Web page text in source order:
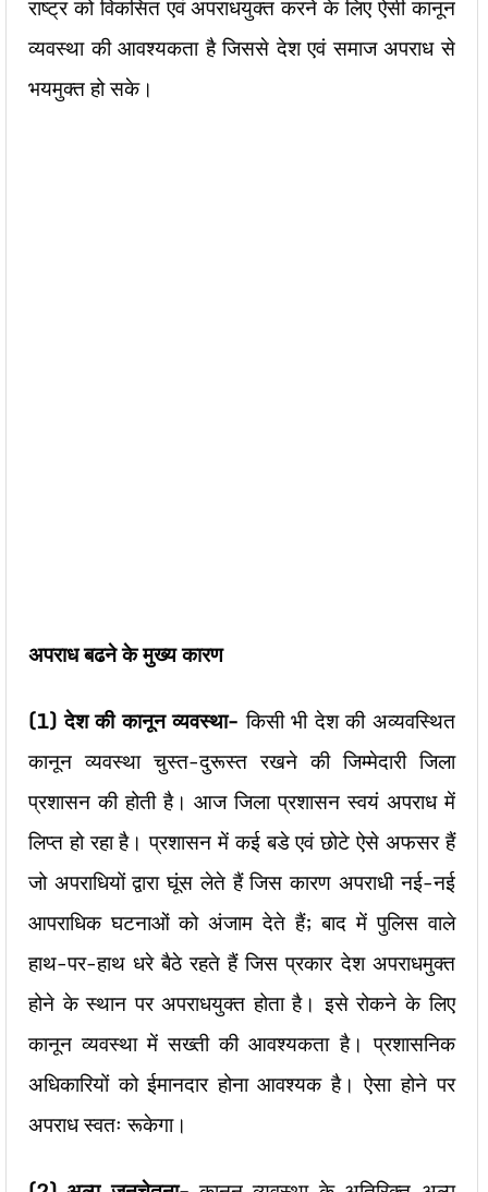
राष्ट्र को विकसित एवं अपराधयुक्त करने के लिए ऐसी कानून
व्यवस्था की आवश्यकता है जिससे देश एवं समाज अपराध से
भयमुक्त हो सके।
अपराध बढने के मुख्य कारण
(1) देश की कानून व्यवस्था- किसी भी देश की अव्यवस्थित
कानून व्यवस्था चुस्त-दुरूस्त रखने की जिम्मेदारी जिला
प्रशासन की होती है। आज जिला प्रशासन स्वयं अपराध में
लिप्त हो रहा है। प्रशासन में कई बडे एवं छोटे ऐसे अफसर हैं
जो अपराधियों द्वारा घूंस लेते हैं जिस कारण अपराधी नई-नई
आपराधिक घटनाओं को अंजाम देते हैं; बाद में पुलिस वाले
हाथ-पर-हाथ धरे बैठे रहते हैं जिस प्रकार देश अपराधमुक्त
होने के स्थान पर अपराधयुक्त होता है। इसे रोकने के लिए
कानून व्यवस्था में सख्ती की आवश्यकता है। प्रशासनिक
अधिकारियों को ईमानदार होना आवश्यक है। ऐसा होने पर
अपराध स्वतः रूकेगा।